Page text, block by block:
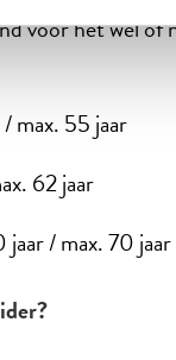
voor het wel of
max. 55 jaar
62 jaar
/ max. 70 jaar